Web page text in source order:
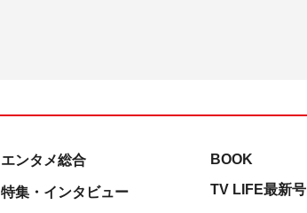
エンタメ総合
特集・インタビュー
BOOK
TV LIFE最新号